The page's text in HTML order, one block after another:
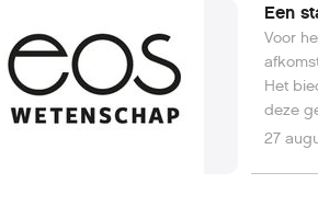
Een
Voor
Het
deze
27